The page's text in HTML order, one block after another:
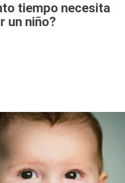
tiempo necesita
un niño?